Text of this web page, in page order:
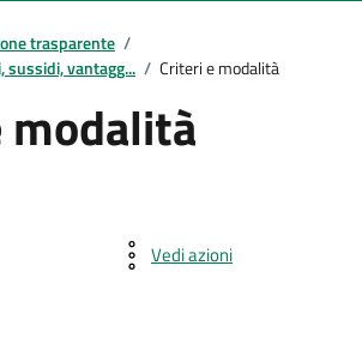
trasparente /
sussidi, vantagg... / Criteri e modalità
modalità
Vedi azioni